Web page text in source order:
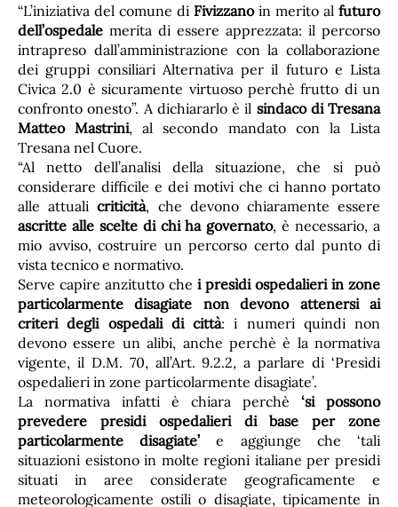
“L’iniziativa del comune di Fivizzanoin merito al futuro
dell’ospedale merita di essere apprezzata: il percorso
intrapreso dall’amministrazione con la collaborazione
dei gruppi consiliari Alternativa per il futuro e Lista
Civica 2.0 è sicuramente virtuoso perchè frutto di un
confronto onesto”. A dichiararlo è il sindaco di Tresana
Matteo Mastrini, al secondo mandato con la Lista
Tresana nel Cuore.
“Al netto dell’analisi della situazione, che si può
considerare difficile e dei motivi che ci hanno portato
alle attualicriticità, che devono chiaramente essere
ascritte alle scelte di chi ha governato, è necessario, a
mio avviso, costruire un percorso certo dal punto di
vista tecnico e normativo.
Serve capire anzitutto che i presìdi ospedalieri in zone
particolarmente disagiate non devono attenersi ai
criteri degli ospedali di città: i numeri quindi non
devono essere un alibi, anche perchè è la normativa
vigente, il D.M. 70, all’Art. 9.2.2, a parlare di ‘Presìdi
ospedalieri in zone particolarmente disagiate’.
La normativa infatti è chiara perchè ‘si possono
prevedere presidi ospedalieri di base per zone
particolarmente disagiate’ e aggiunge che ‘tali
situazioni esistono in molte regioni italiane per presidi
situati in aree considerate geograficamente e
meteorologicamente ostili o disagiate, tipicamente in